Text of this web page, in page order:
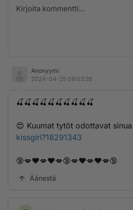
Anonyymi
2024-04-25 09:03:26
🍒🍒🍒🍒🍒🍒🍒🍒🍒🍒
😍 K­­­u­­u­­m­­­a­­t­­ ­­t­­y­t­­­ö­­t­ ­­o­d­­­o­t­­­t­­a­­­v­­a­t­­­
kissgirl?18291343
🔞💋❤️💋❤️💋🔞💋❤️💋❤️💋🔞
Äänestä